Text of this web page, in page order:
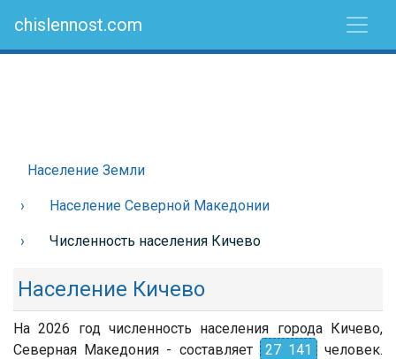
chislennost.com
Население Земли
Население Северной Македонии
Численность населения Кичево
Население Кичево
На 2026 год численность населения города Кичево,
Северная Македония - составляет
27 141 человек.